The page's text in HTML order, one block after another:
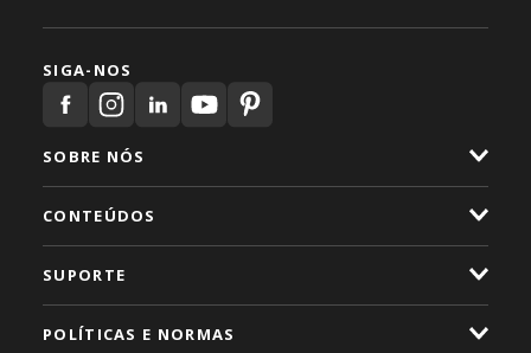
SIGA-NOS
SOBRE NÓS
CONTEÚDOS
SUPORTE
POLÍTICAS E NORMAS